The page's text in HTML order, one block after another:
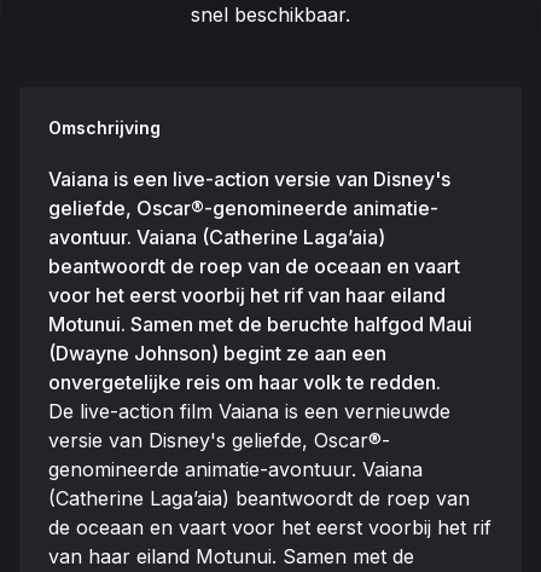
snel beschikbaar.
Omschrijving
Vaiana is een live-action versie van Disney's
geliefde, Oscar®-genomineerde animatie-
avontuur. Vaiana (Catherine Laga’aia)
beantwoordt de roep van de oceaan en vaart
voor het eerst voorbij het rif van haar eiland
Motunui. Samen met de beruchte halfgod Maui
(Dwayne Johnson) begint ze aan een
onvergetelijke reis om haar volk te redden.
De live-action film Vaiana is een vernieuwde
versie van Disney's geliefde, Oscar®-
genomineerde animatie-avontuur. Vaiana
(Catherine Laga’aia) beantwoordt de roep van
de oceaan en vaart voor het eerst voorbij het rif
van haar eiland Motunui. Samen met de